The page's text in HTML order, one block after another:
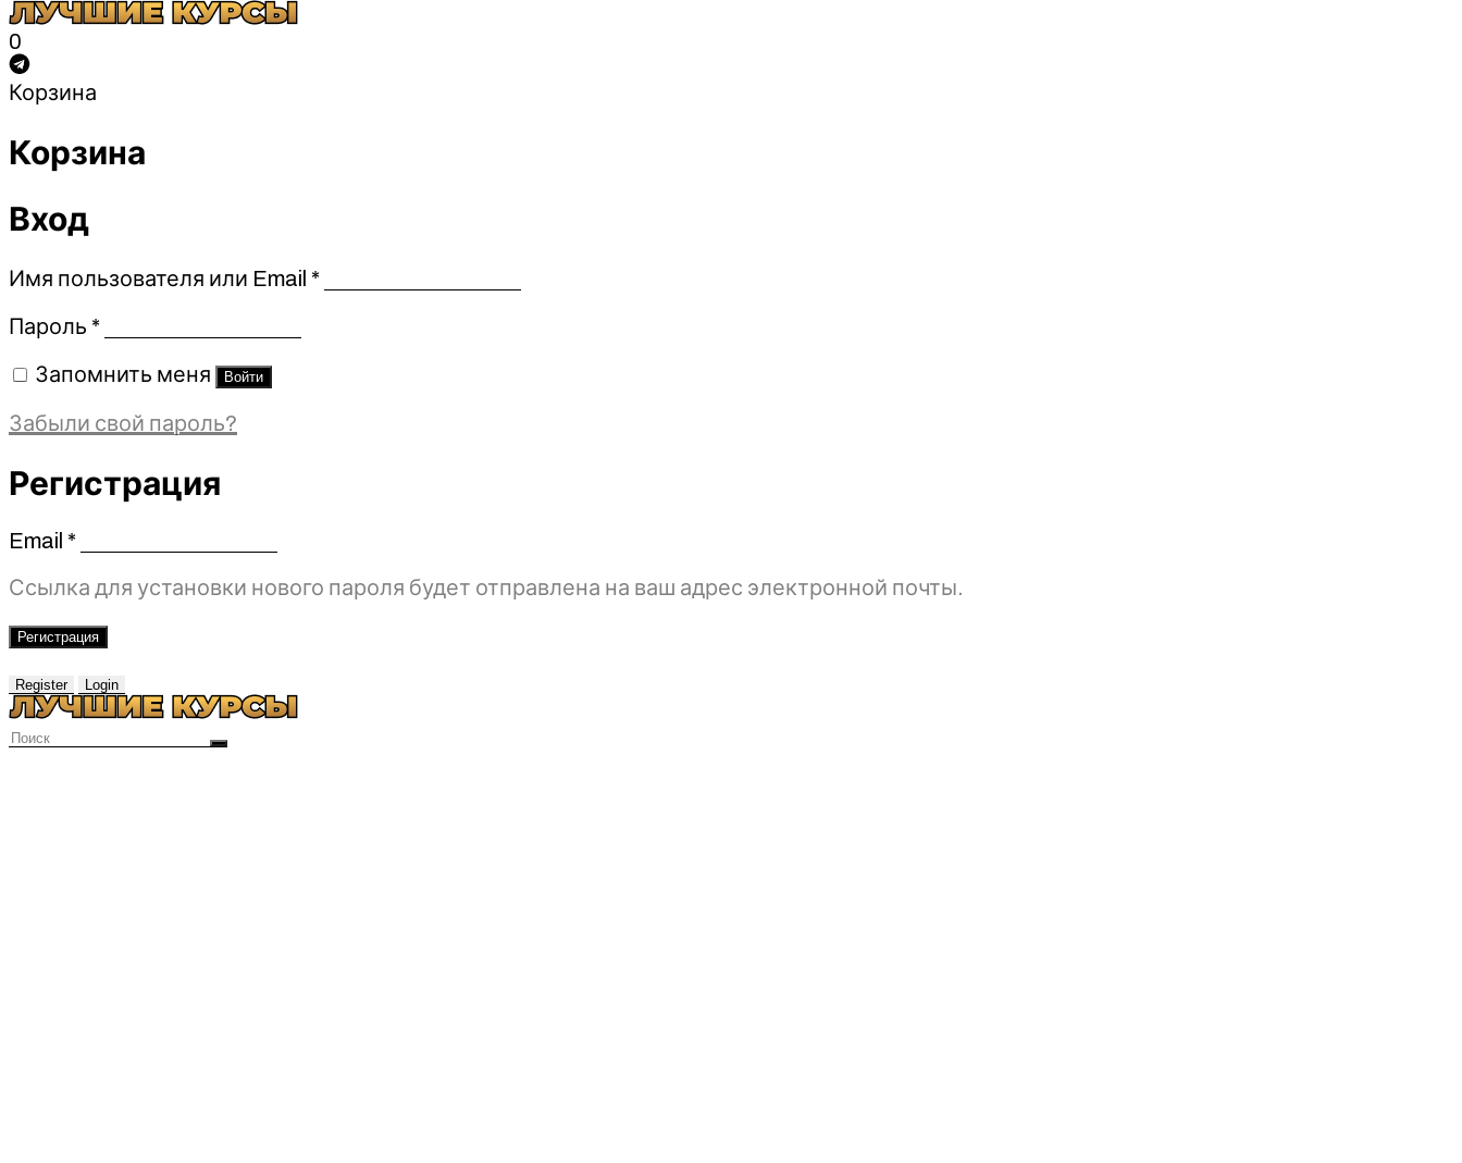
0
Корзина
Корзина
Вход
Имя пользователя или Email *Обязательно
Пароль *Обязательно
Запомнить меня Войти
Забыли свой пароль?
Регистрация
Email *Обязательно
Ссылка для установки нового пароля будет отправлена ​​на ваш адрес электронной почты.
Регистрация
Register Login